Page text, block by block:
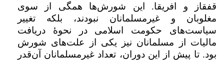
قفقاز و افریقا. این شورش‌ها همگی از سوی
مغلوبان و غیرمسلمانان نبودند، بلکه تغییر
سیاست‌های حکومت اسلامی در نحوهٔ دریافت
مالیات از مسلمانان نیز یکی از علت‌های شورش
بود. تا پیش از این دوران، تعداد غیرمسلمانان آن‌قدر